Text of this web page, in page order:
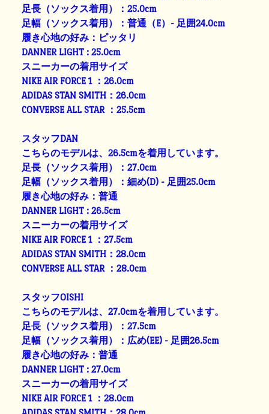
足長（ソックス着用）：25.0cm
足幅（ソックス着用）：普通（E）- 足囲24.0cm
履き心地の好み：ピッタリ
DANNER LIGHT : 25.0cm
スニーカーの着用サイズ
NIKE AIR FORCE 1 ：26.0cm
ADIDAS STAN SMITH：26.0cm
CONVERSE ALL STAR ：25.5cm
スタッフDAN
こちらのモデルは、26.5cmを着用しています。
足長（ソックス着用）：27.0cm
足幅（ソックス着用）：細め(D) - 足囲25.0cm
履き心地の好み：普通
DANNER LIGHT : 26.5cm
スニーカーの着用サイズ
NIKE AIR FORCE 1 ：27.5cm
ADIDAS STAN SMITH：28.0cm
CONVERSE ALL STAR ：28.0cm
スタッフOISHI
こちらのモデルは、27.0cmを着用しています。
足長（ソックス着用）：27.5cm
足幅（ソックス着用）：広め(EE) - 足囲26.5cm
履き心地の好み：普通
DANNER LIGHT : 27.0cm
スニーカーの着用サイズ
NIKE AIR FORCE 1 ：28.0cm